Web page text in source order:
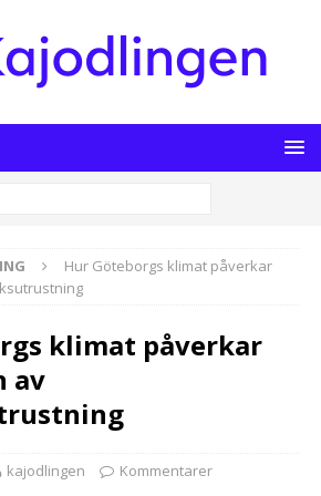
Hur Göteborgs klimat påverkar
klimat påverkar
av
kajodlingen
Kommentarer